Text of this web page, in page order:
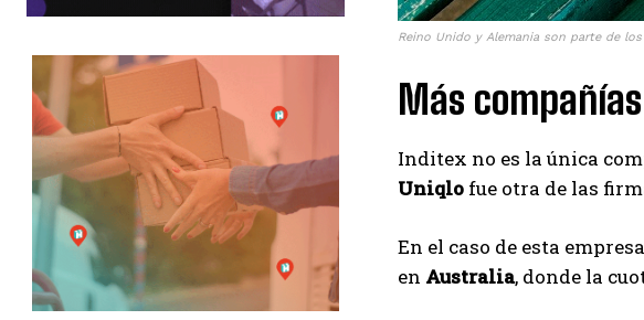
Reino Unido y Alemania son parte de
Más
Inditex no es la única
Uniqlo fue otra de las
En el caso de esta
en Australia, donde la